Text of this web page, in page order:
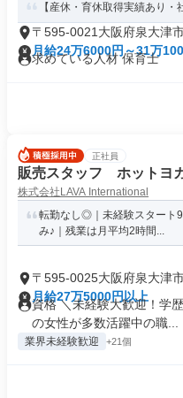
【産休・育休取得実績あり・
〒595-0021大阪府泉大津
月給24万6000円～31万
求めている人材 保育士
正社員
販売スタッフ ホットヨ
株式会社LAVA International
転勤なし◎｜未経験スタート
み♪｜残業は月平均2時間...
〒595-0025大阪府泉大津
月給27万5000円以上
資格 ＼未経験大歓迎！学
の女性が多数活躍中の職...
業界未経験歓迎 +21個